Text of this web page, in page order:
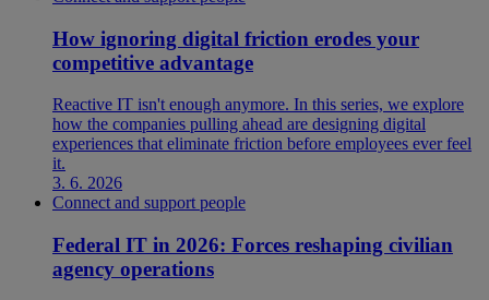
How ignoring digital friction erodes your
competitive advantage
Reactive IT isn't enough anymore. In this series, we explore
how the companies pulling ahead are designing digital
experiences that eliminate friction before employees ever feel
it.
3. 6. 2026
Connect and support people
Federal IT in 2026: Forces reshaping civilian
agency operations